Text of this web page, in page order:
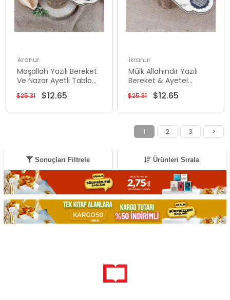
ikranur
Maşallah Yazılı Bereket
Ve Nazar Ayetli Tablo
40x14cm$12.65
$25.31
ikranur
Mülk Allahındır Yazılı
Bereket & Ayetel
Kürsülü Tablo & Malikel
Mülk Kapı Duası 40*14
$12.65
$25.31
1 2 3 >
Sonuçları Filtrele Ürünleri Sırala